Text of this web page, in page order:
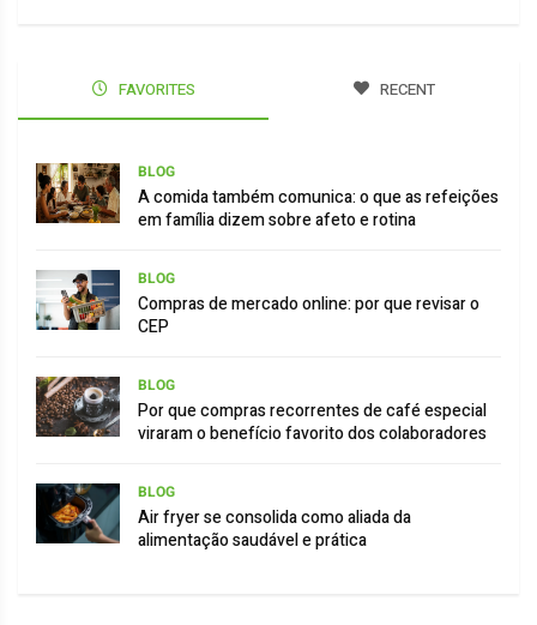
FAVORITES RECENT
BLOG
A comida também comunica: o que as refeições
em família dizem sobre afeto e rotina
BLOG
Compras de mercado online: por que revisar o
CEP
BLOG
Por que compras recorrentes de café especial
viraram o benefício favorito dos colaboradores
BLOG
Air fryer se consolida como aliada da
alimentação saudável e prática